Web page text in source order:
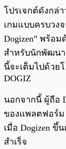
โปรเจกต์ดังกล่
เกมแบบครบวง
Dogizen” พร้อม
สำหรับนักพัฒนา
นี้จะเต็มไปด้วย
DOGIZ
นอกจากนี้ ผู้ถือ
ของแพลตฟอร์ม
เมื่อ Dogizen ขึ้
สำเร็จ